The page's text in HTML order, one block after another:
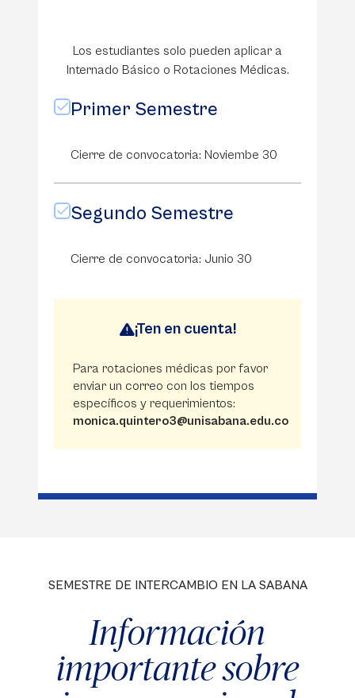
Los estudiantes solo pueden aplicar a
Internado Básico o Rotaciones Médicas.
Primer Semestre
Cierre de convocatoria: Noviembe 30
Segundo Semestre
Cierre de convocatoria: Junio 30
¡Ten en cuenta!
Para rotaciones médicas por favor
enviar un correo con los tiempos
específicos y requerimientos:
monica.quintero3@unisabana.edu.co
SEMESTRE DE INTERCAMBIO EN LA SABANA
Información
importante sobre